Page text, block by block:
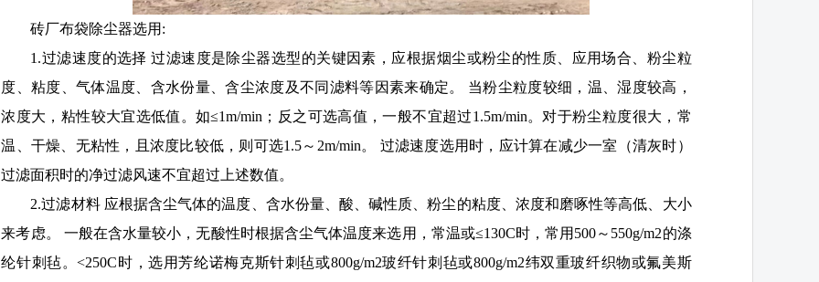
砖厂布袋除尘器选用:
1.过滤速度的选择 过滤速度是除尘器选型的关键因素，应根据烟尘或粉尘的性质、应用场合、粉尘粒
度、粘度、气体温度、含水份量、含尘浓度及不同滤料等因素来确定。 当粉尘粒度较细，温、湿度较高，
浓度大，粘性较大宜选低值。如≤1m/min；反之可选高值，一般不宜超过1.5m/min。对于粉尘粒度很大，常
温、干燥、无粘性，且浓度比较低，则可选1.5～2m/min。 过滤速度选用时，应计算在减少一室（清灰时）
过滤面积时的净过滤风速不宜超过上述数值。
2.过滤材料 应根据含尘气体的温度、含水份量、酸、碱性质、粉尘的粘度、浓度和磨啄性等高低、大小
来考虑。 一般在含水量较小，无酸性时根据含尘气体温度来选用，常温或≤130C时，常用500～550g/m2的涤
纶针刺毡。<250C时，选用芳纶诺梅克斯针刺毡或800g/m2玻纤针刺毡或800g/m2纬双重玻纤织物或氟美斯